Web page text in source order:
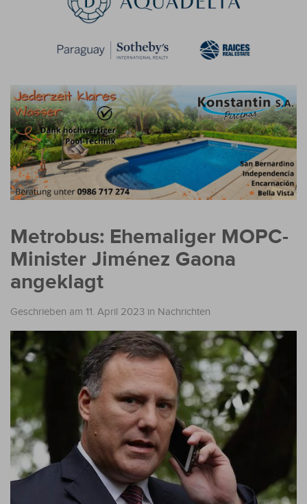
Metrobus: Ehemaliger MOPC-
Minister Jiménez Gaona
angeklagt
Geschrieben am 11. April 2023 in Nachrichten